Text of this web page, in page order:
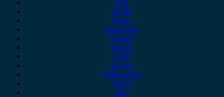
Seat
Skoda
Smart
ssangyong
Subaru
Suzuki
Tesla
Toyota
Volkswagen
Volvo
Xev